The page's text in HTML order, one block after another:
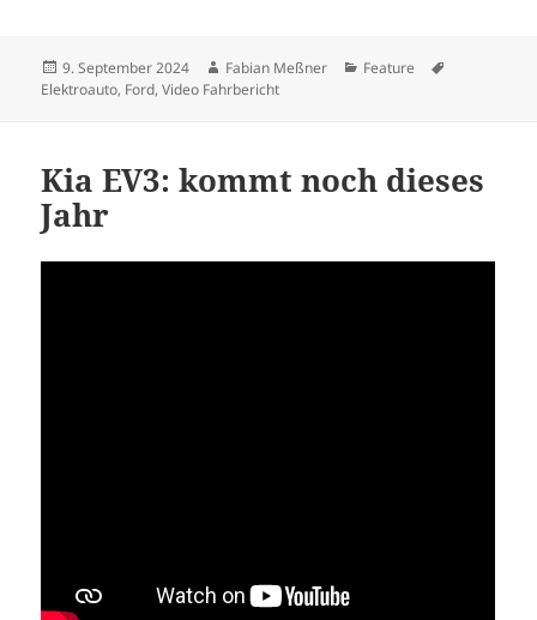
Veröffentlicht
am
9. September 2024 Autor
Fabian Meßner Kategorien
Feature
Elektroauto, Ford,Video Fahrbericht
Kia EV3: kommt noch dieses
Jahr